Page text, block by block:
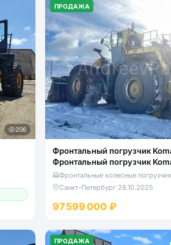
206
ПРОДАЖА
Фронтальный погрузчик
Фронтальный погрузчик
Фронтальные колесные
Санкт-Петербург·28.10.2025
97 599 000 ₽
ПРОДАЖА